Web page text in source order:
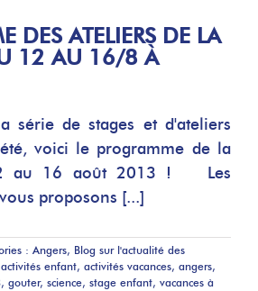
DES ATELIERS DE LA
12 AU 16/8 À
série de stages et d'ateliers
voici le programme de la
au 16 août 2013 ! Les
proposons [...]
: Angers, Blog sur l'actualité des
activités enfant, activités vacances, angers,
, gouter, science, stage enfant, vacances à